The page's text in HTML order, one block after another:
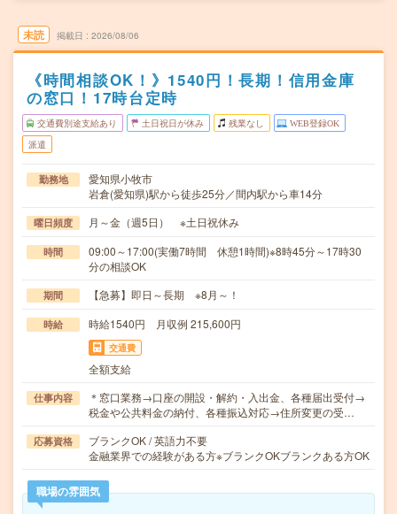
未読 掲載日 2026/08/06
《時間相談OK！》1540円！長期！信用金庫
の窓口！17時台定時
交通費別途支給あり 土日祝日が休み 残業なし WEB登録OK
派遣
勤務地
愛知県小牧市
岩倉(愛知県)駅から徒歩25分／間内駅から車14分
曜日頻度 月～金（週5日） ※土日祝休み
時間
09:00～17:00(実働7時間 休憩1時間)※8時45分～17時30
分の相談OK
期間 【急募】即日～長期 ※8月～！
時給 時給1540円 月収例 215,600円
交通費
全額支給
仕事内容
＊窓口業務→口座の開設・解約・入出金、各種届出受付→
税金や公共料金の納付、各種振込対応→住所変更の受…
応募資格
ブランクOK / 英語力不要
金融業界での経験がある方※ブランクOKブランクある方OK
職場の雰囲気